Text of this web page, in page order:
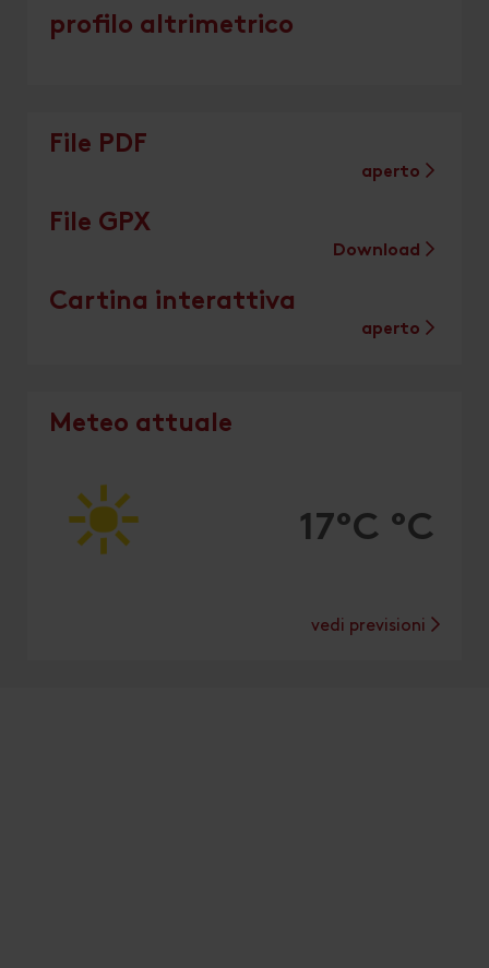
profilo altrimetrico
File PDF
aperto
File GPX
Download
Cartina interattiva
aperto
Meteo attuale
17°C °C
vedi previsioni